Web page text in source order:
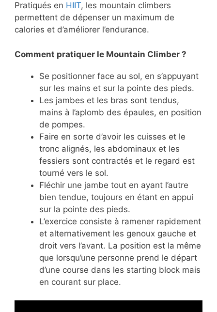
Pratiqués en HIIT, les mountain climbers
permettent de dépenser un maximum de
calories et d’améliorer l’endurance.
Comment pratiquer le Mountain Climber ?
Se positionner face au sol, en s’appuyant
sur les mains et sur la pointe des pieds.
Les jambes et les bras sont tendus,
mains à l’aplomb des épaules, en position
de pompes.
Faire en sorte d’avoir les cuisses et le
tronc alignés, les abdominaux et les
fessiers sont contractés et le regard est
tourné vers le sol.
Fléchir une jambe tout en ayant l’autre
bien tendue, toujours en étant en appui
sur la pointe des pieds.
L’exercice consiste à ramener rapidement
et alternativement les genoux gauche et
droit vers l’avant. La position est la même
que lorsqu’une personne prend le départ
d’une course dans les starting block mais
en courant sur place.